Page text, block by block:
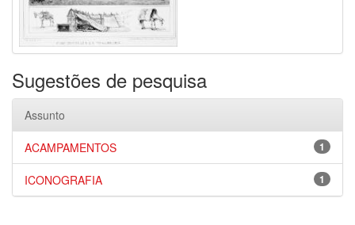
Sugestões de pesquisa
Assunto
1
ACAMPAMENTOS
1
ICONOGRAFIA